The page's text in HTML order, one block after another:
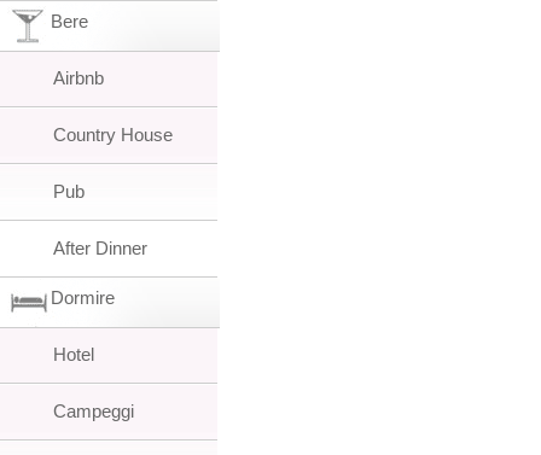
Bere
Airbnb
Country House
Pub
After Dinner
Dormire
Hotel
Campeggi